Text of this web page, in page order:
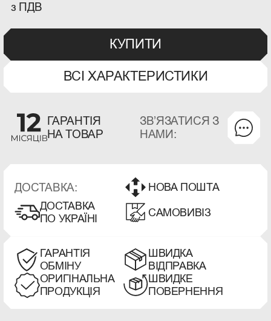
з ПДВ
КУПИТИ
ВСІ ХАРАКТЕРИСТИКИ
ГАРАНТІЯ
НА ТОВАР
ЗВʼЯЗАТИСЯ З
НАМИ:
ДОСТАВКА:
НОВА ПОШТА
ДОСТАВКА
ПО УКРАЇНІ
САМОВИВІЗ
ГАРАНТІЯ
ОБМІНУ
ШВИДКА
ВІДПРАВКА
ОРИГІНАЛЬНА
ПРОДУКЦІЯ
ШВИДКЕ
ПОВЕРНЕННЯ